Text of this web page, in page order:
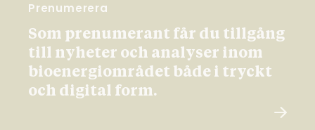
Prenumerera
Som prenumerant får du tillgång
till nyheter och analyser inom
bioenergiområdet både i tryckt
och digital form.